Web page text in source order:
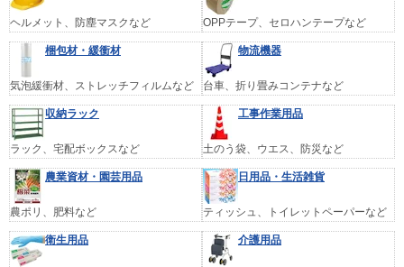
ヘルメット、防塵マスクなど OPPテープ、セロハンテープなど
梱包材・緩衝材
気泡緩衝材、ストレッチフィルムなど
物流機器
台車、折り畳みコンテナなど
収納ラック
ラック、宅配ボックスなど
工事作業用品
土のう袋、ウエス、防災など
農業資材・園芸用品
農ポリ、肥料など
日用品・生活雑貨
ティッシュ、トイレットペーパーなど
衛生用品 介護用品